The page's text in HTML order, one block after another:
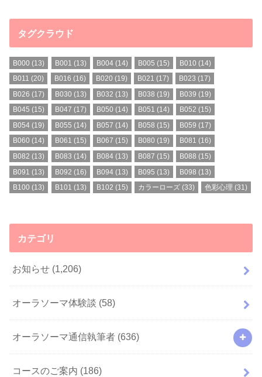
タグクラウド
B000 (13) B001 (13) B004(14) B005 (15) B010 (14)
B011 (20) B016 (16) B020 (19) B021 (17) B023 (17)
B026 (17) B030 (13) B032 (13) B038 (19) B039 (19)
B045 (15) B047 (17) B050 (14) B051 (14) B052 (15)
B054 (19) B055 (14) B057 (14) B058 (15) B059 (17)
B060 (14) B061 (15) B067 (15) B080 (19) B081 (16)
B082 (13) B083 (14) B084(13) B087 (15) B088 (15)
B091 (13) B092 (16) B094(13) B095 (13) B098 (13)
B100 (13) B101 (13) B102 (15) カラーローズ (33) 色彩心理 (31)
カテゴリ
お知らせ (1,206)
オーラソーマ体験談 (58)
オーラソーマ通信執筆者 (636)
コースのご案内 (186)